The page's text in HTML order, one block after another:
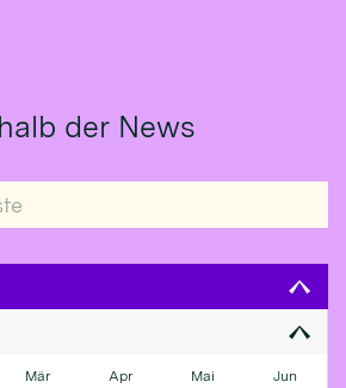
der News
Mär Apr Mai Jun